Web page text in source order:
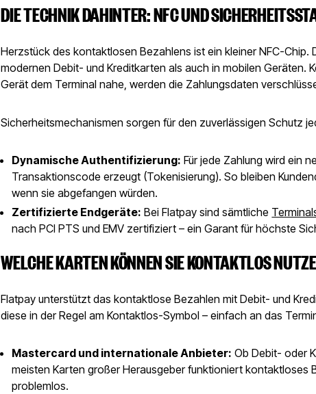
DIE TECHNIK DAHINTER: NFC UND
Herzstück des kontaktlosen Bezahlens ist ein kleiner NFC-Chip.
modernen Debit- und Kreditkarten als auch in mobilen Geräten.
Gerät dem Terminal nahe, werden die Zahlungsdaten
Sicherheitsmechanismen sorgen für den zuverlässigen Schutz
Dynamische Authentifizierung: Für jede Zahlung wird ein
Transaktionscode erzeugt (Tokenisierung). So bleiben
wenn sie abgefangen würden.
Zertifizierte Endgeräte: Bei Flatpay sind sämtliche
nach PCI PTS und EMV zertifiziert – ein Garant für höchste
WELCHE KARTEN KÖNNEN SIE KONTAKTLOS
Flatpay unterstützt das kontaktlose Bezahlen mit Debit- und
diese in der Regel am Kontaktlos-Symbol – einfach an das
Mastercard und internationale Anbieter: Ob Debit- oder
meisten Karten großer Herausgeber funktioniert kontaktloses
problemlos.